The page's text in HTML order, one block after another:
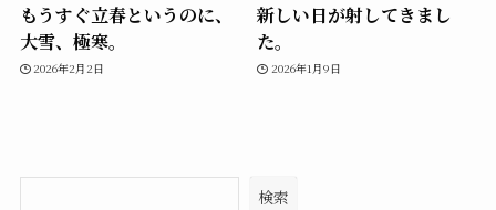
もうすぐ立春というのに、
大雪、極寒。
2026年2月2日
新しい日が射してきまし
た。
2026年1月9日
検索